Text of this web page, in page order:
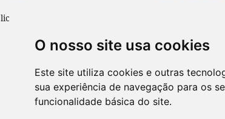
O nosso site usa cookies
Este site utiliza cookies e outras
sua experiência de navegação para os
funcionalidade básica do site.
em